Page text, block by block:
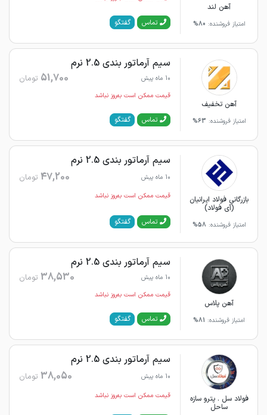
آهن لند
امتیاز فروشنده: 80% تماس گفتگو
آهن تخفیف
امتیاز فروشنده: 63%
سیم آرماتور بندی 2.5 نرم
10 ماه پیش 51,700 تومان
قیمت ممکن است به‌روز نباشد
تماس گفتگو
بازرگانی فولاد ایرانیان
(آی فولاد)
امتیاز فروشنده: 58%
سیم آرماتور بندی 2.5 نرم
10 ماه پیش 47,200 تومان
قیمت ممکن است به‌روز نباشد
تماس گفتگو
آهن پلاس
امتیاز فروشنده: 81%
سیم آرماتور بندی 2.5 نرم
10 ماه پیش 38,530 تومان
قیمت ممکن است به‌روز نباشد
تماس گفتگو
فولاد سل . پترو سازه
ساحل
سیم آرماتور بندی 2.5 نرم
10 ماه پیش 38,050 تومان
قیمت ممکن است به‌روز نباشد